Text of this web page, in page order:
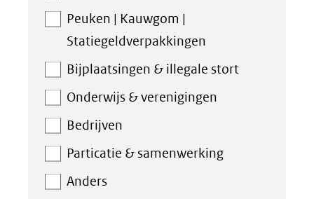
Peuken | Kauwgom |
Statiegeldverpakkingen
Bijplaatsingen & illegale stort
Onderwijs & verenigingen
Bedrijven
Particatie & samenwerking
Anders